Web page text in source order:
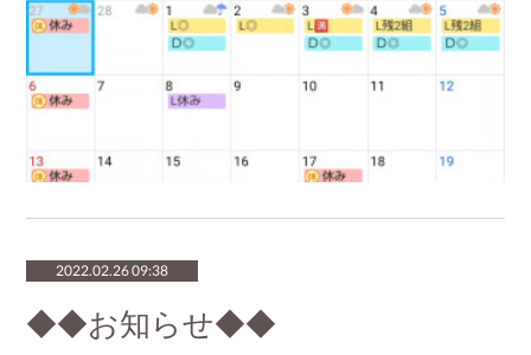
2022.02.26 09:38
◆◆お知らせ◆◆